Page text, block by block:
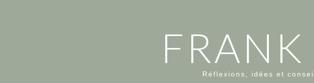
Réflexions, idées et